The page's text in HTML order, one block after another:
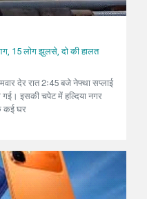
15 लोग झुलसे, दो की हालत
देर रात 2ः45 बजे नेफ्था सप्लाई
गई। इसकी चपेट में हल्दिया नगर
कई घर